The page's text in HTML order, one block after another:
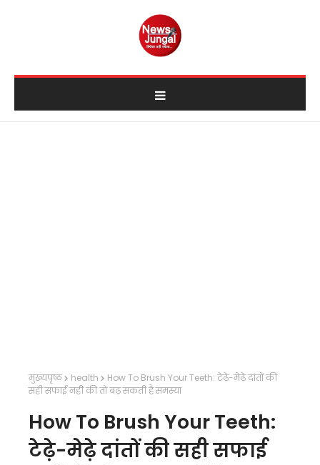
मुख्यपृष्ठ health
How To Brush Your Teeth: टेढ़े-मेढ़े दांतों की
सही सफाई नहीं की तो बढ़ सकती है समस्या
How To Brush Your Teeth:
टेढ़े-मेढ़े दांतों की सही सफाई